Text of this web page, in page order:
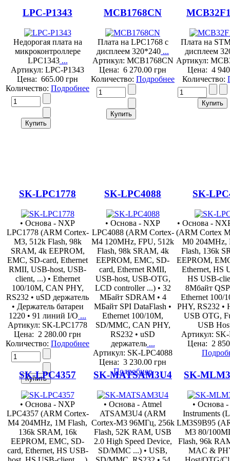
LPC-P1343
Недорогая плата на
микроконтроллере
LPC1343...
Артикул: LPC-P1343
Цена: 665.00 грн
Количество: Подробнее
MCB1768CN
Плата на LPC1768 с
дисплеем 320*240 ...
Артикул: MCB1768CN
Цена: 6 270.00 грн
Количество: Подробнее
Плата на
дисплеем
Артикул:
Цена: 4
Количество:
SK-LPC1778
• Основа - NXP
LPC1778 (ARM Cortex-
M3, 512k Flash, 98k
SRAM, 4k EEPROM,
EMC, SD-card, Ethernet
RMII, USB-host, USB-
client, ...) • Ethernet
100/10M, CAN PHY,
RS232 • uSD держатель
• Держатель батареи
1220 • 91 линий I/O ...
Артикул: SK-LPC1778
Цена: 2 280.00 грн
Количество: Подробнее
SK-LPC4088
• Основа - NXP
LPC4088 (ARM Cortex-
M4 120MHz, FPU, 512k
Flash, 98k SRAM, 4k
EEPROM, EMC, SD-
card, Ethernet RMII,
USB-host, USB-OTG,
LCD controller ...) • 32
MБайт SDRAM • 4
MБайт SPI DataFlash •
Ethernet 100/10M,
SD/MMC, CAN PHY,
RS232 • uSD
держатель...
Артикул: SK-LPC4088
Цена: 3 230.00 грн
Подробнее
SK-
• Основа -
(ARM Cortex
M0 204MHz,
Flash, 136k
EEPROM,
Ethernet, HS
HS USB-
8Mбайт
Ethernet 100/
PHY, RS232 •
USB OTG,
USB
Артикул:
Цена: 2
SK-LPC4357
• Основа - NXP
LPC4357 (ARM Cortex-
M4 204MHz, 1M Flash,
136k SRAM, 16k
EEPROM, EMC, SD-
card, Ethernet, HS USB-
SK-MATSAM3U4
• Основа - Atmel
ATSAM3U4 (ARM
Cortex-M3 96МГц, 256k
Flash, 52K RAM, USB
2.0 High Speed Device,
SD/MMC ...) • USB,
SK-
• Основа -
Instruments
LM3S9B95
M3 80/
Flash, 96k
MAC &